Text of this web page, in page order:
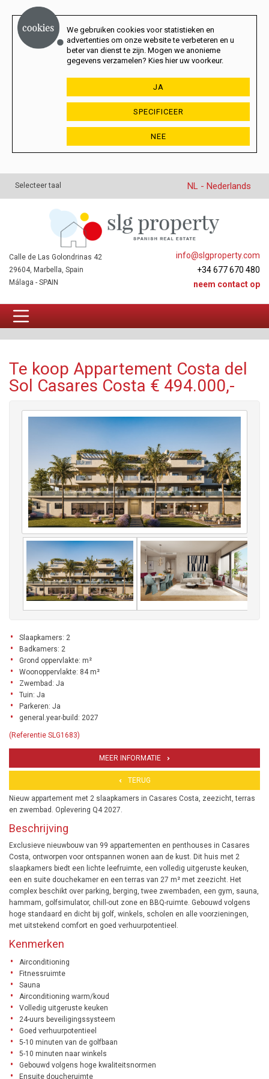
We gebruiken cookies voor statistieken en
advertenties om onze website te verbeteren en u
beter van dienst te zijn. Mogen we anonieme
gegevens verzamelen? Kies hier uw voorkeur.
JA
SPECIFICEER
NEE
Selecteer taal NL - Nederlands
info@slgproperty.com
+34 677 670 480
neem contact op
Calle de Las Golondrinas 42
29604, Marbella, Spain
Málaga - SPAIN
Te koop Appartement Costa del
Sol Casares Costa € 494.000,-
Slaapkamers: 2
Badkamers: 2
Grond oppervlakte: m²
Woonoppervlakte: 84 m²
Zwembad: Ja
Tuin: Ja
Parkeren: Ja
general.year-build: 2027
(Referentie SLG1683)
MEER INFORMATIE
TERUG
Nieuw appartement met 2 slaapkamers in Casares Costa, zeezicht, terras
en zwembad. Oplevering Q4 2027.
Beschrijving
Exclusieve nieuwbouw van 99 appartementen en penthouses in Casares
Costa, ontworpen voor ontspannen wonen aan de kust. Dit huis met 2
slaapkamers biedt een lichte leefruimte, een volledig uitgeruste keuken,
een en suite douchekamer en een terras van 27 m² met zeezicht. Het
complex beschikt over parking, berging, twee zwembaden, een gym, sauna,
hammam, golfsimulator, chill-out zone en BBQ-ruimte. Gebouwd volgens
hoge standaard en dicht bij golf, winkels, scholen en alle voorzieningen,
met uitstekend comfort en goed verhuurpotentieel.
Kenmerken
Airconditioning
Fitnessruimte
Sauna
Airconditioning warm/koud
Volledig uitgeruste keuken
24-uurs beveiligingssysteem
Goed verhuurpotentieel
5-10 minuten van de golfbaan
5-10 minuten naar winkels
Gebouwd volgens hoge kwaliteitsnormen
Ensuite doucheruimte